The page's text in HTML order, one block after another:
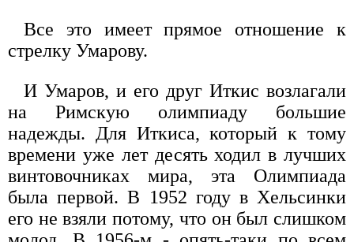
Все это имеет прямое отношение к
стрелку Умарову.
И Умаров, и его друг Иткис возлагали
на Римскую олимпиаду большие
надежды. Для Иткиса, который к тому
времени уже лет десять ходил в лучших
винтовочниках мира, эта Олимпиада
была первой. В 1952 году в Хельсинки
его не взяли потому, что он был слишком